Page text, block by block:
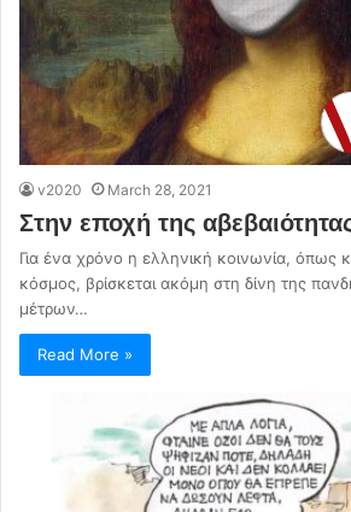
v2020 March 28, 2021
Στην εποχή της
Για ένα χρόνο η ελληνική κοινωνία, όπως
κόσμος, βρίσκεται ακόμη στη δίνη της
μέτρων…
Read More »